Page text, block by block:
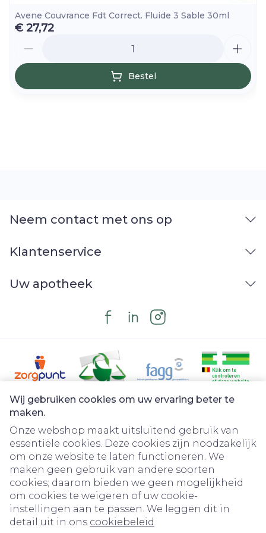
Wij gebruiken cookies om uw ervaring beter te
maken.
Onze webshop maakt uitsluitend gebruik van
essentiële cookies. Deze cookies zijn noodzakelijk
om onze website te laten functioneren. We
maken geen gebruik van andere soorten
cookies; daarom bieden we geen mogelijkheid
om cookies te weigeren of uw cookie-
instellingen aan te passen. We leggen dit in
detail uit in ons cookiebeleid
Avene Couvrance Fdt Correct. Fluide 3 Sable 30ml
€ 27,72
Bestel
Neem contact met ons op
Klantenservice
Uw apotheek
Juridische links